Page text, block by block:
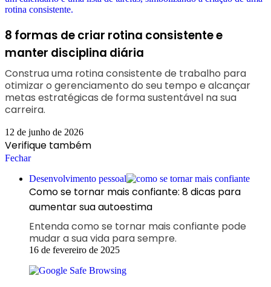
8 formas de criar rotina consistente e
manter disciplina diária
Construa uma rotina consistente de trabalho para
otimizar o gerenciamento do seu tempo e alcançar
metas estratégicas de forma sustentável na sua
carreira.
12 de junho de 2026
Verifique também
Fechar
Desenvolvimento pessoal
Como se tornar mais confiante: 8 dicas para
aumentar sua autoestima
Entenda como se tornar mais confiante pode
mudar a sua vida para sempre.
16 de fevereiro de 2025